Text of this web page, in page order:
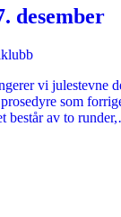
desember
vi julestevne
som
består av to